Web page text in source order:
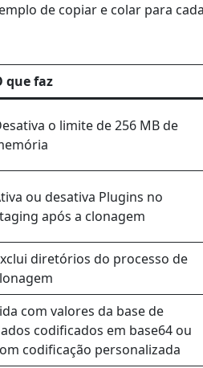
de copiar e colar para
que faz
o limite de 256 MB de
ou desativa Plugins no
após a clonagem
diretórios do processo de
com valores da base de
codificados em base64 ou
codificação personalizada